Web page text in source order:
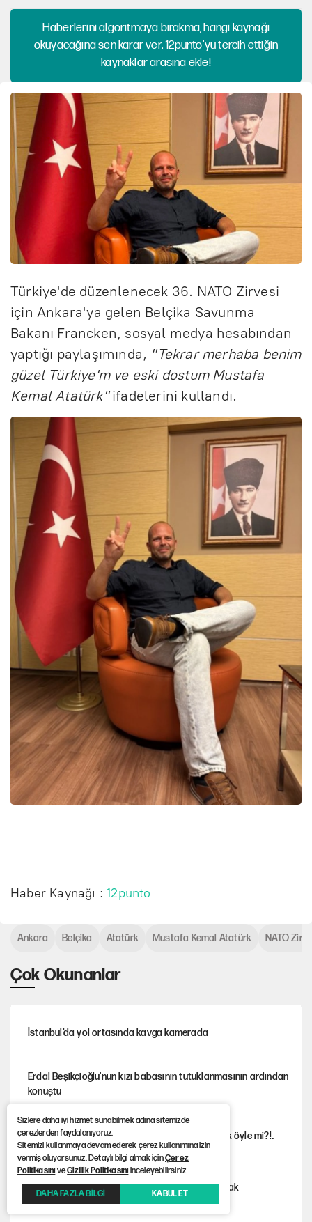
Haberlerini algoritmaya bırakma, hangi kaynağı
okuyacağına sen karar ver. 12punto'yu tercih ettiğin
kaynaklar arasına ekle!
Türkiye'de düzenlenecek 36. NATO Zirvesi
için Ankara'ya gelen Belçika Savunma
Bakanı Francken, sosyal medya hesabından
yaptığı paylaşımında, "Tekrar merhaba benim
güzel Türkiye'm ve eski dostum Mustafa
Kemal Atatürk"ifadelerini kullandı.
Haber Kaynağı :12punto
Çok Okunanlar
İstanbul’da yol ortasında kavga kamerada
Erdal Beşikçioğlu'nun kızı babasının tutuklanmasının ardından
konuştu
Asırlık devlete bir haftada yeni gömlek biçilecek öyle mi?!..
İstanbul’da sıcak hava yerini sağanağa bırakacak
Ankara Belçika Atatürk Mustafa Kemal Atatürk NATO
Sizlere daha iyi hizmet sunabilmek adına sitemizde
çerezlerden faydalanıyoruz.
Sitemizi kullanmaya devam ederek çerez kullanımına izin
vermiş oluyorsunuz. Detaylı bilgi almak içinÇerez
PolitikasınıveGizlilik Politikasınıinceleyebilirsiniz
DAHA FAZLA BİLGİ KABUL ET